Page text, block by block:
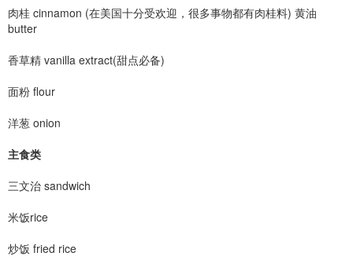
肉桂 cinnamon (在美国十分受欢迎，很多事物都有肉桂料) 黄油
butter
香草精 vanilla extract(甜点必备)
面粉 flour
洋葱 onion
主食类
三文治 sandwich
米饭rice
炒饭 fried rice